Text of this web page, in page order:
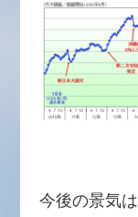
今後の景気